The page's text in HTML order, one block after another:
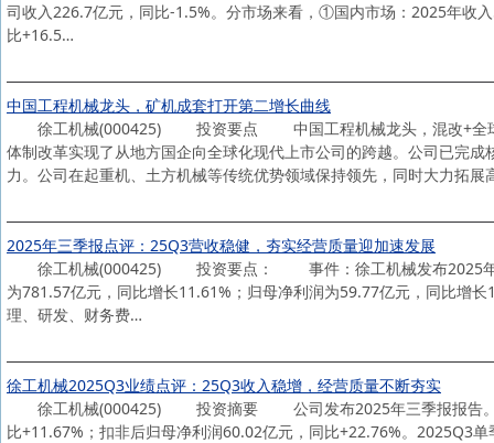
司收入226.7亿元，同比-1.5%。分市场来看，①国内市场：2025年收
比+16.5…
中国工程机械龙头，矿机成套打开第二增长曲线
徐工机械(000425) 投资要点 中国工程机械龙头，混改+全球化
体制改革实现了从地方国企向全球化现代上市公司的跨越。公司已完
力。公司在起重机、土方机械等传统优势领域保持领先，同时大力拓展
2025年三季报点评：25Q3营收稳健，夯实经营质量迎加速发展
徐工机械(000425) 投资要点： 事件：徐工机械发布2025年
为781.57亿元，同比增长11.61%；归母净利润为59.77亿元，同比增
理、研发、财务费…
徐工机械2025Q3业绩点评：25Q3收入稳增，经营质量不断夯实
徐工机械(000425) 投资摘要 公司发布2025年三季报报告。
比+11.67%；扣非后归母净利润60.02亿元，同比+22.76%。2025Q3